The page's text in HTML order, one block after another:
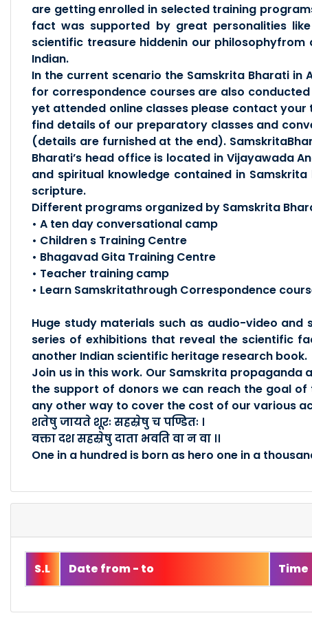
are getting enrolled in selected training
fact was supported by great personalities
scientific treasure hiddenin our
Indian.
In the current scenario the Samskrita Bharati
for correspondence courses are also
yet attended online classes please contact
find details of our preparatory classes and
(details are furnished at the end).
Bharati’s head office is located in Vijayawada
and spiritual knowledge contained in
scripture.
Different programs organized by Samskrita
• A ten day conversational camp
• Children s Training Centre
• Bhagavad Gita Training Centre
• Teacher training camp
• Learn Samskritathrough Correspondence
Huge study materials such as audio-video and
series of exhibitions that reveal the scientific
another Indian scientific heritage research book.
Join us in this work. Our Samskrita
the support of donors we can reach the goal
any other way to cover the cost of our various
शतेषु जायते शूरः सहस्रेषु च पण्डितः ।
वक्ता दश सहस्रेषु दाता भवति वा न वा ।।
One in a hundred is born as hero one in a
S.L Date from - to Time